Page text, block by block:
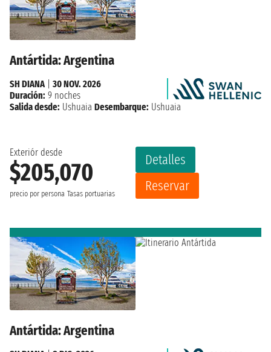
Antártida: Argentina
Exteriór desde
$205,070
precio por persona Tasas portuarias
Detalles
Reservar
SH DIANA
30 NOV. 2026
Duración: 9 noches
Salida desde: Ushuaia Desembarque: Ushuaia
Antártida: Argentina